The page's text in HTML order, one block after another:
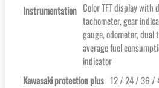
Instrumentation Color TFT display
tachometer, gear
gauge, odometer,
average fuel
indicator
Kawasaki protection plus 12 / 24 / 36 /